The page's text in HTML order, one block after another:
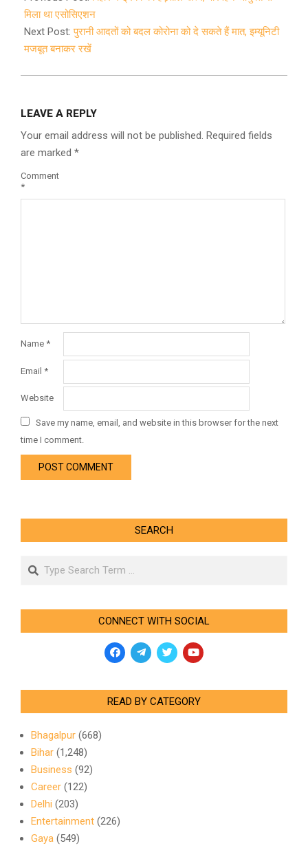
17
मिला था एसोसिएशन
Next Post:पुरानी आदतों को बदल कोरोना को दे सकते हैं मात, इम्यूनिटी
मजबूत बनाकर रखें
LEAVE A REPLY
Your email address will not be published. Required fields
are marked *
Comment
*
Name *
Email *
Website
Save my name, email, and website in this browser for the next
time I comment.
SEARCH
Search
CONNECT WITH SOCIAL
READ BY CATEGORY
Bhagalpur (668)
Bihar (1,248)
Business (92)
Career (122)
Delhi (203)
Entertainment (226)
Gaya (549)